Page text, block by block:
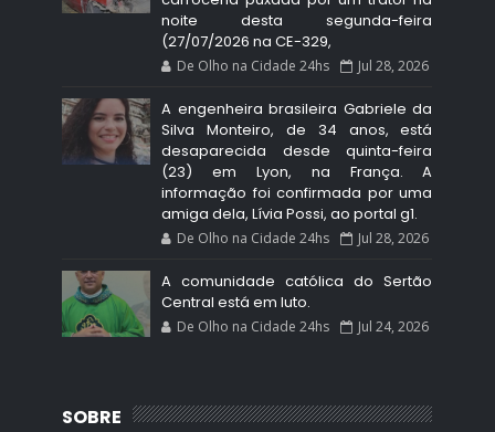
noite desta segunda-feira
(27/07/2026 na CE-329,
De Olho na Cidade 24hs Jul 28, 2026
A engenheira brasileira Gabriele da
Silva Monteiro, de 34 anos, está
desaparecida desde quinta-feira
(23) em Lyon, na França. A
informação foi confirmada por uma
amiga dela, Lívia Possi, ao portal g1.
De Olho na Cidade 24hs Jul 28, 2026
A comunidade católica do Sertão
Central está em luto.
De Olho na Cidade 24hs Jul 24, 2026
SOBRE